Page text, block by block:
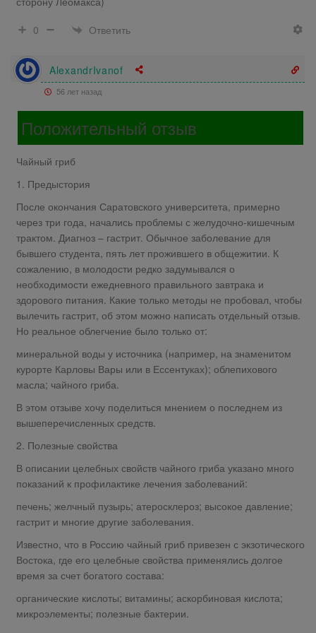
0
Ответить
AlexandrIvanof
56 лет назад
Положительный отзыв
Чайный гриб
1. Предыстория
После окончания Саратовского университета, примерно
через три года, начались проблемы с желудочно-кишечным
трактом. Диагноз – гастрит. Обычное заболевание для
бывшего студента, пять лет прожившего в общежитии. К
сожалению, в молодости редко задумывался о
необходимости ежедневного правильного завтрака и
здорового питания. Какие только методы не пробовал, чтобы
вылечить гастрит, об этом можно написать отдельный отзыв.
Но реальное облегчение было только от:
минеральной воды у источника (например, на знаменитом
курорте Карловы Вары или в Ессентуках); облепихового
масла; чайного гриба.
В этом отзыве хочу поделиться мнением о последнем из
вышеперечисленных средств.
2. Полезные свойства
В описании целебных свойств чайного гриба указано много
показаний к профилактике лечения заболеваний:
печень; желчный пузырь; атеросклероз; высокое давление;
гастрит и многие другие заболевания.
Известно, что в Россию чайный гриб привезен с экзотического
Востока, где его целебные свойства применялись долгое
время за счет богатого состава:
органические кислоты; витамины; аскорбиновая кислота;
микроэлементы; полезные бактерии.